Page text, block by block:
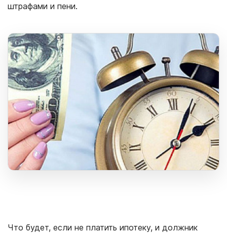
штрафами и пени.
Что будет, если не платить ипотеку, и должник